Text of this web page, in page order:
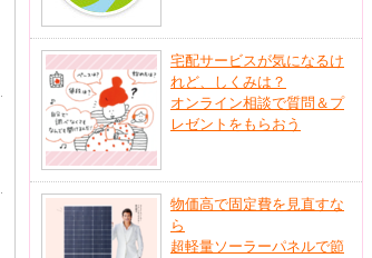
宅配サービスが気になるけ
れど、しくみは？
オンライン相談で質問＆プ
レゼントをもらおう
物価高で固定費を見直すな
ら
超軽量ソーラーパネルで節